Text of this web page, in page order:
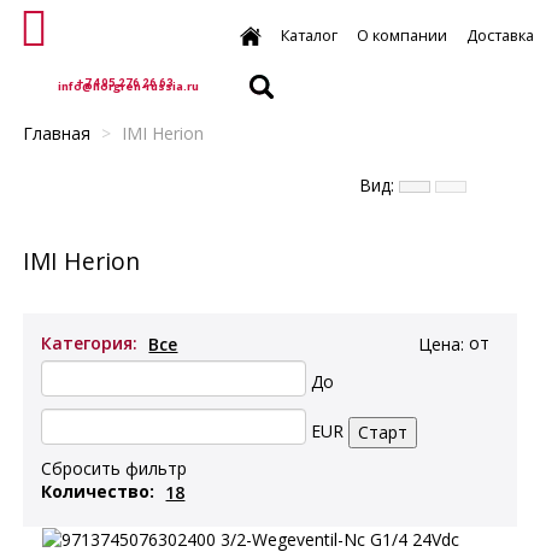
Каталог О компании Доставка
+7 495 276 26 63
info@norgren-russia.ru
Главная > IMI Herion
Вид:
IMI Herion
Категория: Цена:от
До
EUR
Сбросить фильтр
Количество:
Клапаны управления потоками